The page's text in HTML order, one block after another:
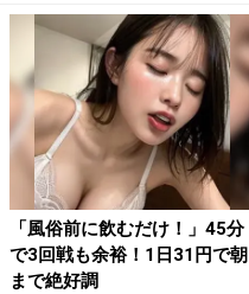
「風俗前に飲むだけ！」45分
で3回戦も余裕！1日31円で朝
まで絶好調